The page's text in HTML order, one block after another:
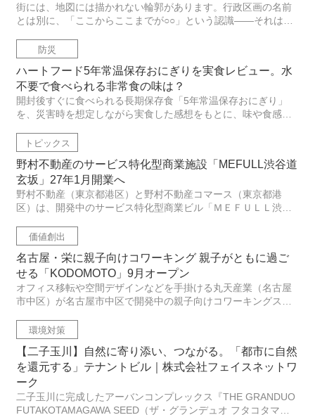
街には、地図には描かれない輪郭があります。行政区画の名前
とは別に、「ここからここまでが○○」という認識――それは誰
の"輪郭"がどのように生まれ、何によって支えられているのか
を知ることも...
防災
ハートフード5年常温保存おにぎりを実食レビュー。水
不要で食べられる非常食の味は？
開封後すぐに食べられる長期保存食「5年常温保存おにぎり」
を、災害時を想定しながら実食した感想をもとに、味や食感、
トピックス
野村不動産のサービス特化型商業施設「MEFULL渋谷道
玄坂」27年1月開業へ
野村不動産（東京都港区）と野村不動産コマース（東京都港
区）は、開発中のサービス特化型商業ビル「ＭＥＦＵＬＬ渋谷
ると発表した。同施設の立地は渋谷区道玄坂１丁目。敷地面積
２２１・６８㎡、延...
価値創出
名古屋・栄に親子向けコワーキング 親子がともに過ご
せる「KODOMOTO」9月オープン
オフィス移転や空間デザインなどを手掛ける丸天産業（名古屋
市中区）が名古屋市中区で開発中の親子向けコワーキングスペ
ＯＤＯＭＯＴＯ」は、親子がともに過ごせる親子向けコワーキ
ングスペース。子...
環境対策
【二子玉川】自然に寄り添い、つながる。「都市に自然
を還元する」テナントビル｜株式会社フェイスネットワ
ーク
二子玉川に完成したアーバンコンプレックス『THE GRANDUO
FUTAKOTAMAGAWA SEED（ザ・グランデュオ フタコタマガ